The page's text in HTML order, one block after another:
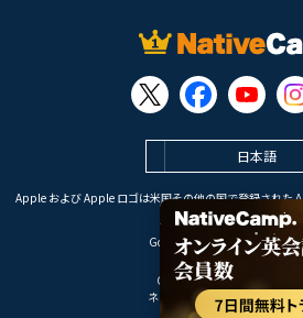
日本語
Apple および Apple ロゴは米国その他の国で登録された
Apple Inc. のサービスマーク
Google Play は Google LLC の
Copyright © 2026 オンライ
ネイティブキャンプ All Rights